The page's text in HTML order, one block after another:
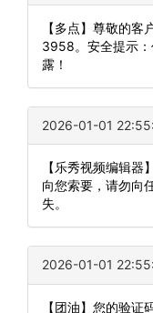
【多点】尊敬的客
3958。安全提示
露！
2026-01-01
【乐秀视频编辑
向您索要，请勿向
失。
2026-01-01
【团油】您的验